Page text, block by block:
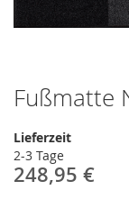
Fußmatte
Lieferzeit
2-3 Tage
248,95 €
Zum
Anfang
der
Bildergalerie
springen